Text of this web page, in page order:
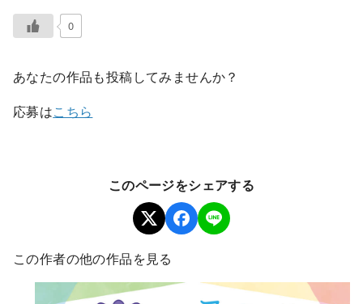
0
あなたの作品も投稿してみませんか？
応募はこちら
このページをシェアする
この作者の他の作品を見る